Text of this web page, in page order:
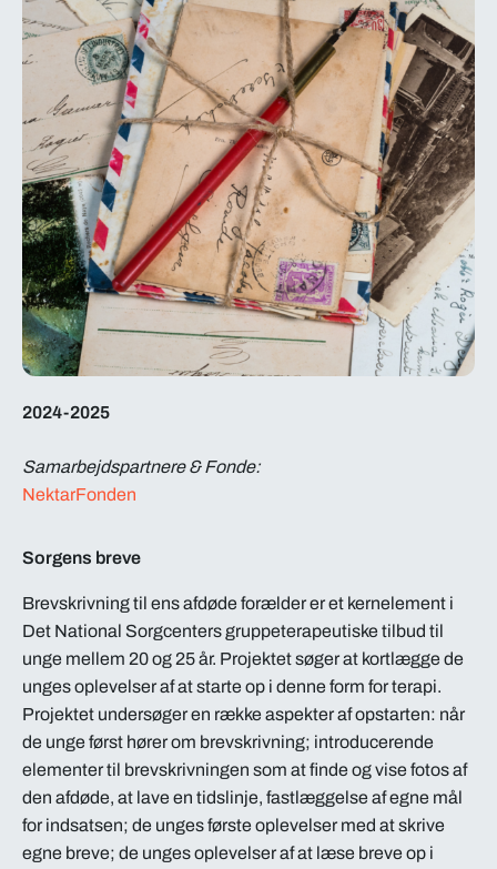
2024-2025
Samarbejdspartnere & Fonde:
NektarFonden
Sorgens breve
Brevskrivning til ens afdøde forælder er et kernelement i
Det National Sorgcenters gruppeterapeutiske tilbud til
unge mellem 20 og 25 år. Projektet søger at kortlægge de
unges oplevelser af at starte op i denne form for terapi.
Projektet undersøger en række aspekter af opstarten: når
de unge først hører om brevskrivning; introducerende
elementer til brevskrivningen som at finde og vise fotos af
den afdøde, at lave en tidslinje, fastlæggelse af egne mål
for indsatsen; de unges første oplevelser med at skrive
egne breve; de unges oplevelser af at læse breve op i